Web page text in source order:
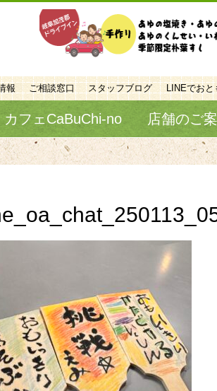
報 ご相談窓口 スタッフブログ LINEでおと
カフェCaBuChi-no 店舗のご